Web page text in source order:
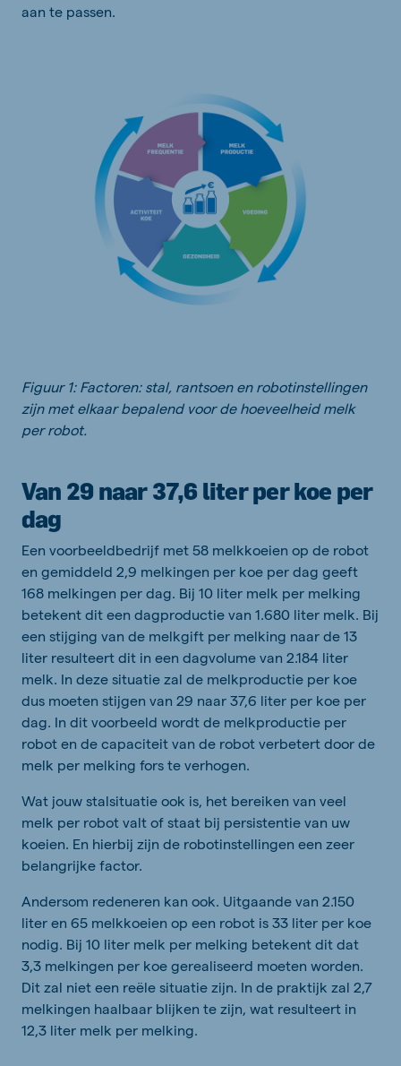
aan te passen.
Figuur 1: Factoren: stal, rantsoen en robotinstellingen
zijn met elkaar bepalend voor de hoeveelheid melk
per robot.
Van 29 naar 37,6 liter per koe per
dag
Een voorbeeldbedrijf met 58 melkkoeien op de robot
en gemiddeld 2,9 melkingen per koe per dag geeft
168 melkingen per dag. Bij 10 liter melk per melking
betekent dit een dagproductie van 1.680 liter melk. Bij
een stijging van de melkgift per melking naar de 13
liter resulteert dit in een dagvolume van 2.184 liter
melk. In deze situatie zal de melkproductie per koe
dus moeten stijgen van 29 naar 37,6 liter per koe per
dag. In dit voorbeeld wordt de melkproductie per
robot en de capaciteit van de robot verbetert door de
melk per melking fors te verhogen.
Wat jouw stalsituatie ook is, het bereiken van veel
melk per robot valt of staat bij persistentie van uw
koeien. En hierbij zijn de robotinstellingen een zeer
belangrijke factor.
Andersom redeneren kan ook. Uitgaande van 2.150
liter en 65 melkkoeien op een robot is 33 liter per koe
nodig. Bij 10 liter melk per melking betekent dit dat
3,3 melkingen per koe gerealiseerd moeten worden.
Dit zal niet een reële situatie zijn. In de praktijk zal 2,7
melkingen haalbaar blijken te zijn, wat resulteert in
12,3 liter melk per melking.